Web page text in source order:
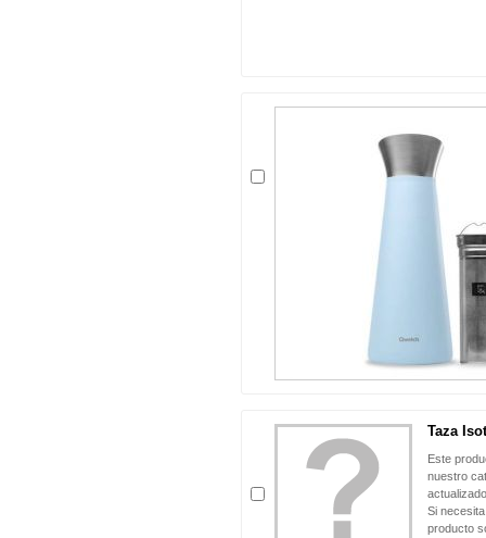
Taza
Este
nuestro
Si
producto